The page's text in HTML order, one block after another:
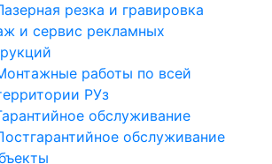
резка и гравировка
и сервис рекламных
работы по всей
РУз
обслуживание
обслуживание